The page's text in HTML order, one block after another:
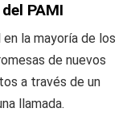
PAMI
la mayoría de los
de nuevos
a través de un
llamada.